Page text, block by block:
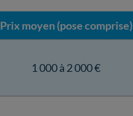
Prix moyen (pose comprise)
1 000 à 2 000 €